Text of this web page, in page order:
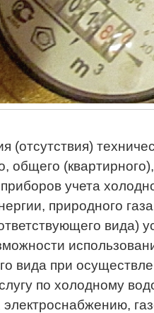
(отсутствия)
общего
учета
природного
вида)
вида при
по холодному